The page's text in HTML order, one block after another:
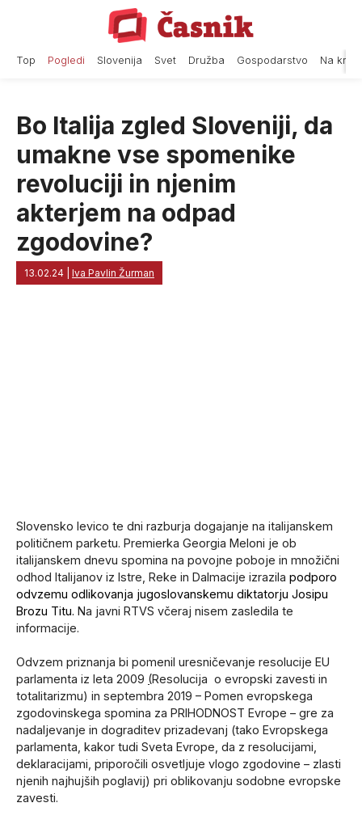
Top Pogledi Slovenija Svet Družba Gospodarstvo Na
Bo Italija zgled Sloveniji, da
umakne vse spomenike
revoluciji in njenim
akterjem na odpad
zgodovine?
13.02.24 Iva Pavlin Žurman
Slovensko levico te dni razburja dogajanje na italijanskem
političnem parketu. Premierka Georgia Meloni je ob
italijanskem dnevu spomina na povojne poboje in množični
odhod Italijanov iz Istre, Reke in Dalmacije izrazila podporo
odvzemu odlikovanja jugoslovanskemu diktatorju Josipu
Brozu Titu. Na javni RTVS včeraj nisem zasledila te
informacije.
Odvzem priznanja bi pomenil uresničevanje resolucije EU
parlamenta iz leta 2009 (Resolucija o evropski zavesti in
totalitarizmu) in septembra 2019 – Pomen evropskega
zgodovinskega spomina za PRIHODNOST Evrope – gre za
nadaljevanje in dograditev prizadevanj (tako Evropskega
parlamenta, kakor tudi Sveta Evrope, da z resolucijami,
deklaracijami, priporočili osvetljuje vlogo zgodovine – zlasti
njenih najhujših poglavij) pri oblikovanju sodobne evropske
zavesti.